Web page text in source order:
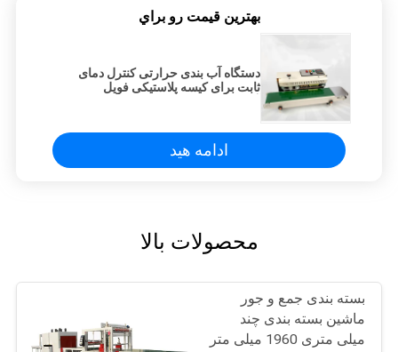
بهترين قيمت رو براي
دستگاه آب بندی حرارتی کنترل دمای
ثابت برای کیسه پلاستیکی فویل
ادامه هید
محصولات بالا
بسته بندی جمع و جور
ماشین بسته بندی چند
میلی متری 1960 میلی متر